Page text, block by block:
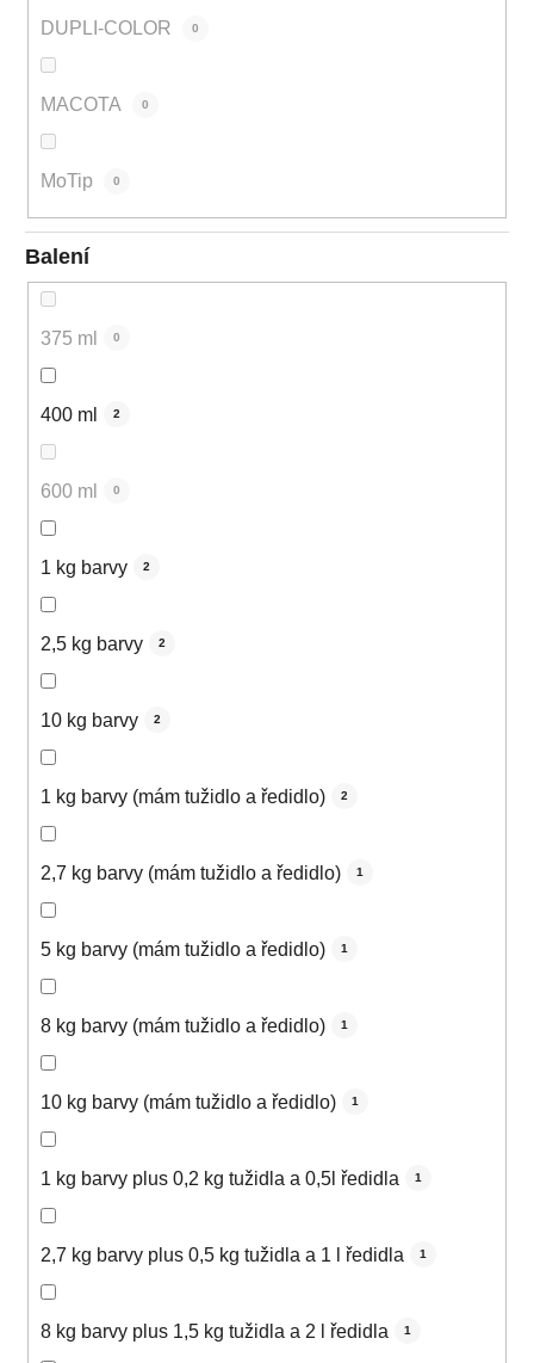
DUPLI-COLOR 0
MACOTA 0
MoTip 0
Balení
375 ml 0
400 ml 2
600 ml 0
1 kg barvy 2
2,5 kg barvy 2
10 kg barvy 2
1 kg barvy (mám tužidlo a ředidlo) 2
2,7 kg barvy (mám tužidlo a ředidlo) 1
5 kg barvy (mám tužidlo a ředidlo) 1
8 kg barvy (mám tužidlo a ředidlo) 1
10 kg barvy (mám tužidlo a ředidlo) 1
1 kg barvy plus 0,2 kg tužidla a 0,5l ředidla 1
2,7 kg barvy plus 0,5 kg tužidla a 1 l ředidla 1
8 kg barvy plus 1,5 kg tužidla a 2 l ředidla 1